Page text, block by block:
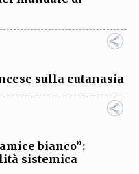
sulla eutanasia
bianco”:
sistemica